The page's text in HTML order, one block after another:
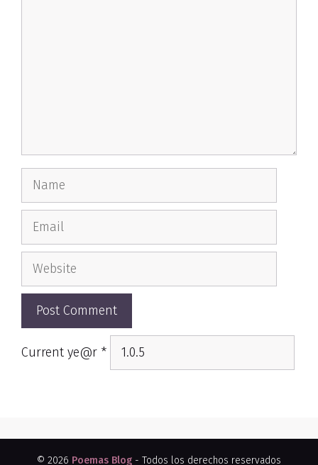
Name
Email
Website
Current ye@r *
© 2026 Poemas Blog - Todos los derechos reservados